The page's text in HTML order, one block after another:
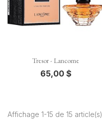
Tresor - Lancome
65,00 $
Affichage 1-15 de 15 article(s)